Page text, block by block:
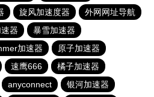
旋风加速度器
外网网址导航
器
暴雪加速器
加速器
原子加速器
速鹰666
橘子加速器
anyconnect
银河加速器